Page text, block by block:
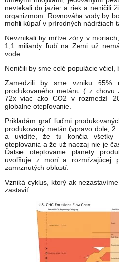
nevtekali do jazier a riek a neničili
organizmom. Rovnováha vody by
mohli kúpať v prírodných nádržiach
Nevznikali by mŕtve zóny v
1,1 miliardy ľudí na Zemi už
vode.
Neničili by sme celé populácie včiel,
Zamedzili by sme vzniku 65%
produkovaného metánu ( z chovu
72x viac ako CO2 v rozmedzí
globálne otepľovanie.
Prikladám graf ľuďmi
produkovaný metán (vpravo dole,
a uvidíte, že tu končia všetky
otepľovania a že už naozaj nie je
Ďalšie otepľovanie planéty
uvoľňuje z morí a rozmŕzajúcej
zamrznutých oblastí.
Vzniká cyklus, ktorý ak
zastaviť.